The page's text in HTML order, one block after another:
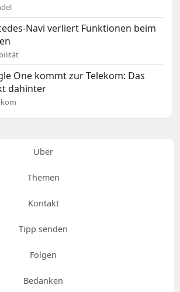
Navi verliert Funktionen beim
One kommt zur Telekom: Das
dahinter
Über
Themen
Kontakt
Tipp senden
Folgen
Bedanken